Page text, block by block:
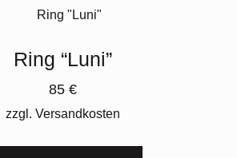
Ring “Luni”
85€
zzgl.Versandkosten